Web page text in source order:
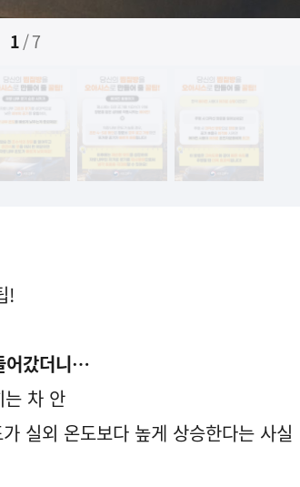
1/7
!
어갔더니…
차 안
실외 온도보다 높게 상승한다는 사실